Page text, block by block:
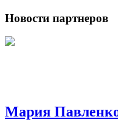
Новости партнеров
Мария